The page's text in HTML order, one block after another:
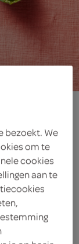
bezoekt. We
om te
cookies
aan te